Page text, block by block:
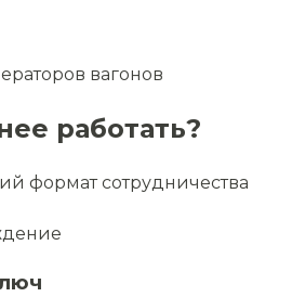
вагонов
работать?
формат сотрудничества